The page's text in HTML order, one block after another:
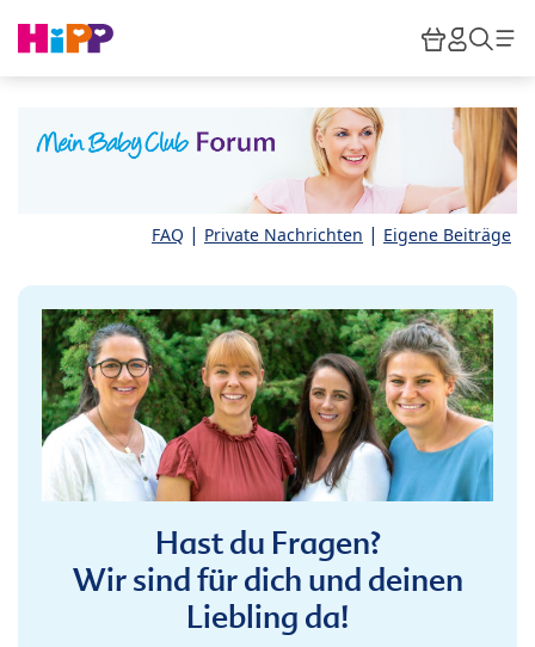
HiPP
FAQ | Private Nachrichten | Eigene Beiträge
Hast du Fragen?
Wir sind für dich und deinen
Liebling da!